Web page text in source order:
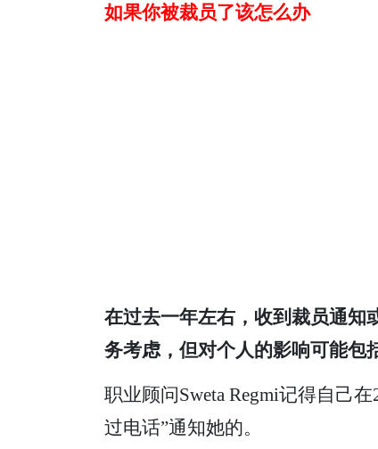
如果你被裁员了该怎么办
在过去一年左右，收到裁员通知
务考虑，但对个人的影响可能包
职业顾问Sweta Regmi记得自己
过电话”通知她的。